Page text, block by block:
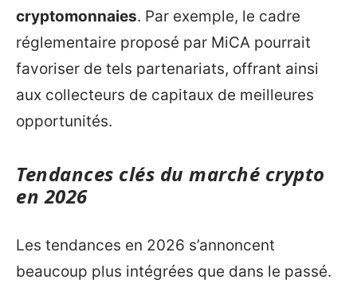
cryptomonnaies. Par exemple, le cadre
réglementaire proposé par MiCA pourrait
favoriser de tels partenariats, offrant ainsi
aux collecteurs de capitaux de meilleures
opportunités.
Tendances clés du marché crypto
en 2026
Les tendances en 2026 s’annoncent
beaucoup plus intégrées que dans le passé.